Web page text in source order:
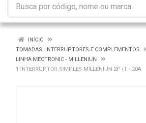
INÍCIO
TOMADAS, INTERRUPTORES E COMPLEMENTOS
LINHA MECTRONIC - MILLENIUN
1 INTERRUPTOR SIMPLES MILLENIUN 2P+T - 20A